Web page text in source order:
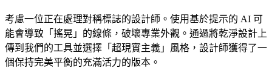
考慮一位正在處理對稱標誌的設計師。使用基於提示的 AI 可
能會導致「搖晃」的線條，破壞專業外觀。通過將乾淨設計上
傳到我們的工具並選擇「超現實主義」風格，設計師獲得了一
個保持完美平衡的充滿活力的版本。